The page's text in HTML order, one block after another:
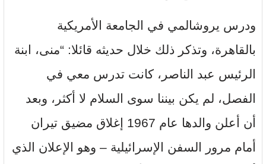
ودرس يروشالمي في الجامعة الأمريكية
بالقاهرة، وتذكر ذلك خلال حديثه قائلا: “منى، ابنة
الرئيس عبد الناصر، كانت تدرس معي في
الفصل، لم يكن بيننا سوى السلام لا أكثر، وبعد
أن أعلن والدها عام 1967 إغلاق مضيق تيران
أمام مرور السفن الإسرائيلية – وهو الإعلان الذي